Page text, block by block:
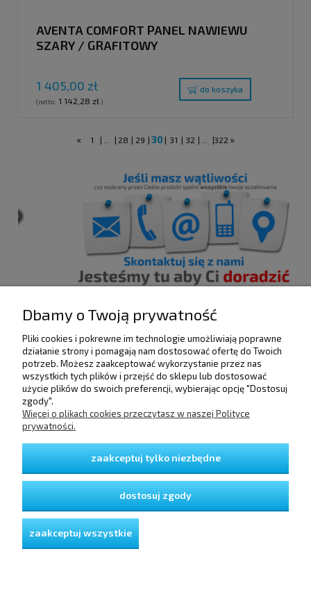
AVENTA COMFORT PANEL NAWIEWU
SZARY / GRAFITOWY
1 405,00 zł
(netto: 1 142,28 zł)
do koszyka
« 1 | | 28 | 29 | 30 | 31 | 32 | |322 »
POMOC
DOSTAWA I PŁATNOŚCI
GWARANCJA I ZWROTY
O FIRMIE
Dbamy o Twoją prywatność
Pliki cookies i pokrewne im technologie umożliwiają poprawne
działanie strony i pomagają nam dostosować ofertę do Twoich
potrzeb. Możesz zaakceptować wykorzystanie przez nas
wszystkich tych plików i przejść do sklepu lub dostosować
użycie plików do swoich preferencji, wybierając opcję "Dostosuj
zgody".
Więcej o plikach cookies przeczytasz w naszej Polityce
prywatności.
zaakceptuj tylko niezbędne
dostosuj zgody
zaakceptuj wszystkie